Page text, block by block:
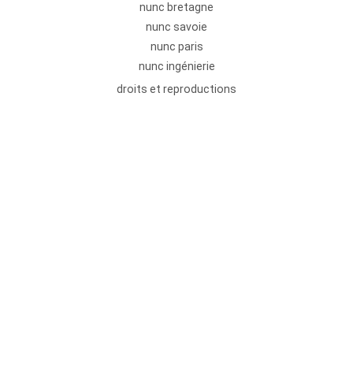
nunc bretagne
nunc savoie
nunc paris
nunc ingénierie
droits et reproductions